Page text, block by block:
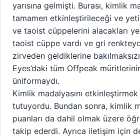
yarısına gelmişti. Burası, kimlik
tamamen etkinleştirileceği ve
ve taoist cüppelerini alacakları
taoist cüppe vardı ve gri
zirveden geldiklerine
Eyes’daki tüm Offpeak
üniformaydı.
Kimlik madalyasını
tutuyordu. Bundan sonra, kimlik
puanları da dahil olmak üzere
takip ederdi. Ayrıca iletişim için